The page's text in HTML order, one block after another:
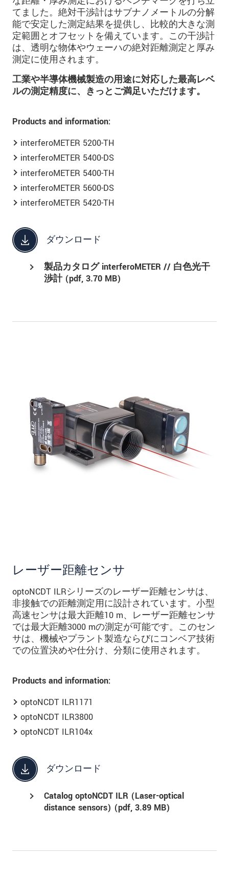
てました。絶対干渉計はサブナノメートルの分解
能で安定した測定結果を提供し、比較的大きな測
定範囲とオフセットを備えています。この干渉計
は、透明な物体やウェーハの絶対距離測定と厚み
測定に使用されます。
工業や半導体機械製造の用途に対応した最高レベ
ルの測定精度に、きっとご満足いただけます。
Products and information:
interferoMETER 5200-TH
interferoMETER 5400-DS
interferoMETER 5400-TH
interferoMETER 5600-DS
interferoMETER 5420-TH
ダウンロード
製品カタログ interferoMETER // 白色光干
渉計 (pdf, 3.70 MB)
レーザー距離センサ
optoNCDT ILRシリーズのレーザー距離センサは、
非接触での距離測定用に設計されています。小型
高速センサは最大距離10 m、レーザー距離センサ
では最大距離3000 mの測定が可能です。このセン
サは、機械やプラント製造ならびにコンベア技術
での位置決めや仕分け、分類に使用されます。
Products and information:
optoNCDT ILR1171
optoNCDT ILR3800
optoNCDT ILR104x
ダウンロード
Catalog optoNCDT ILR (Laser-optical
distance sensors) (pdf, 3.89 MB)